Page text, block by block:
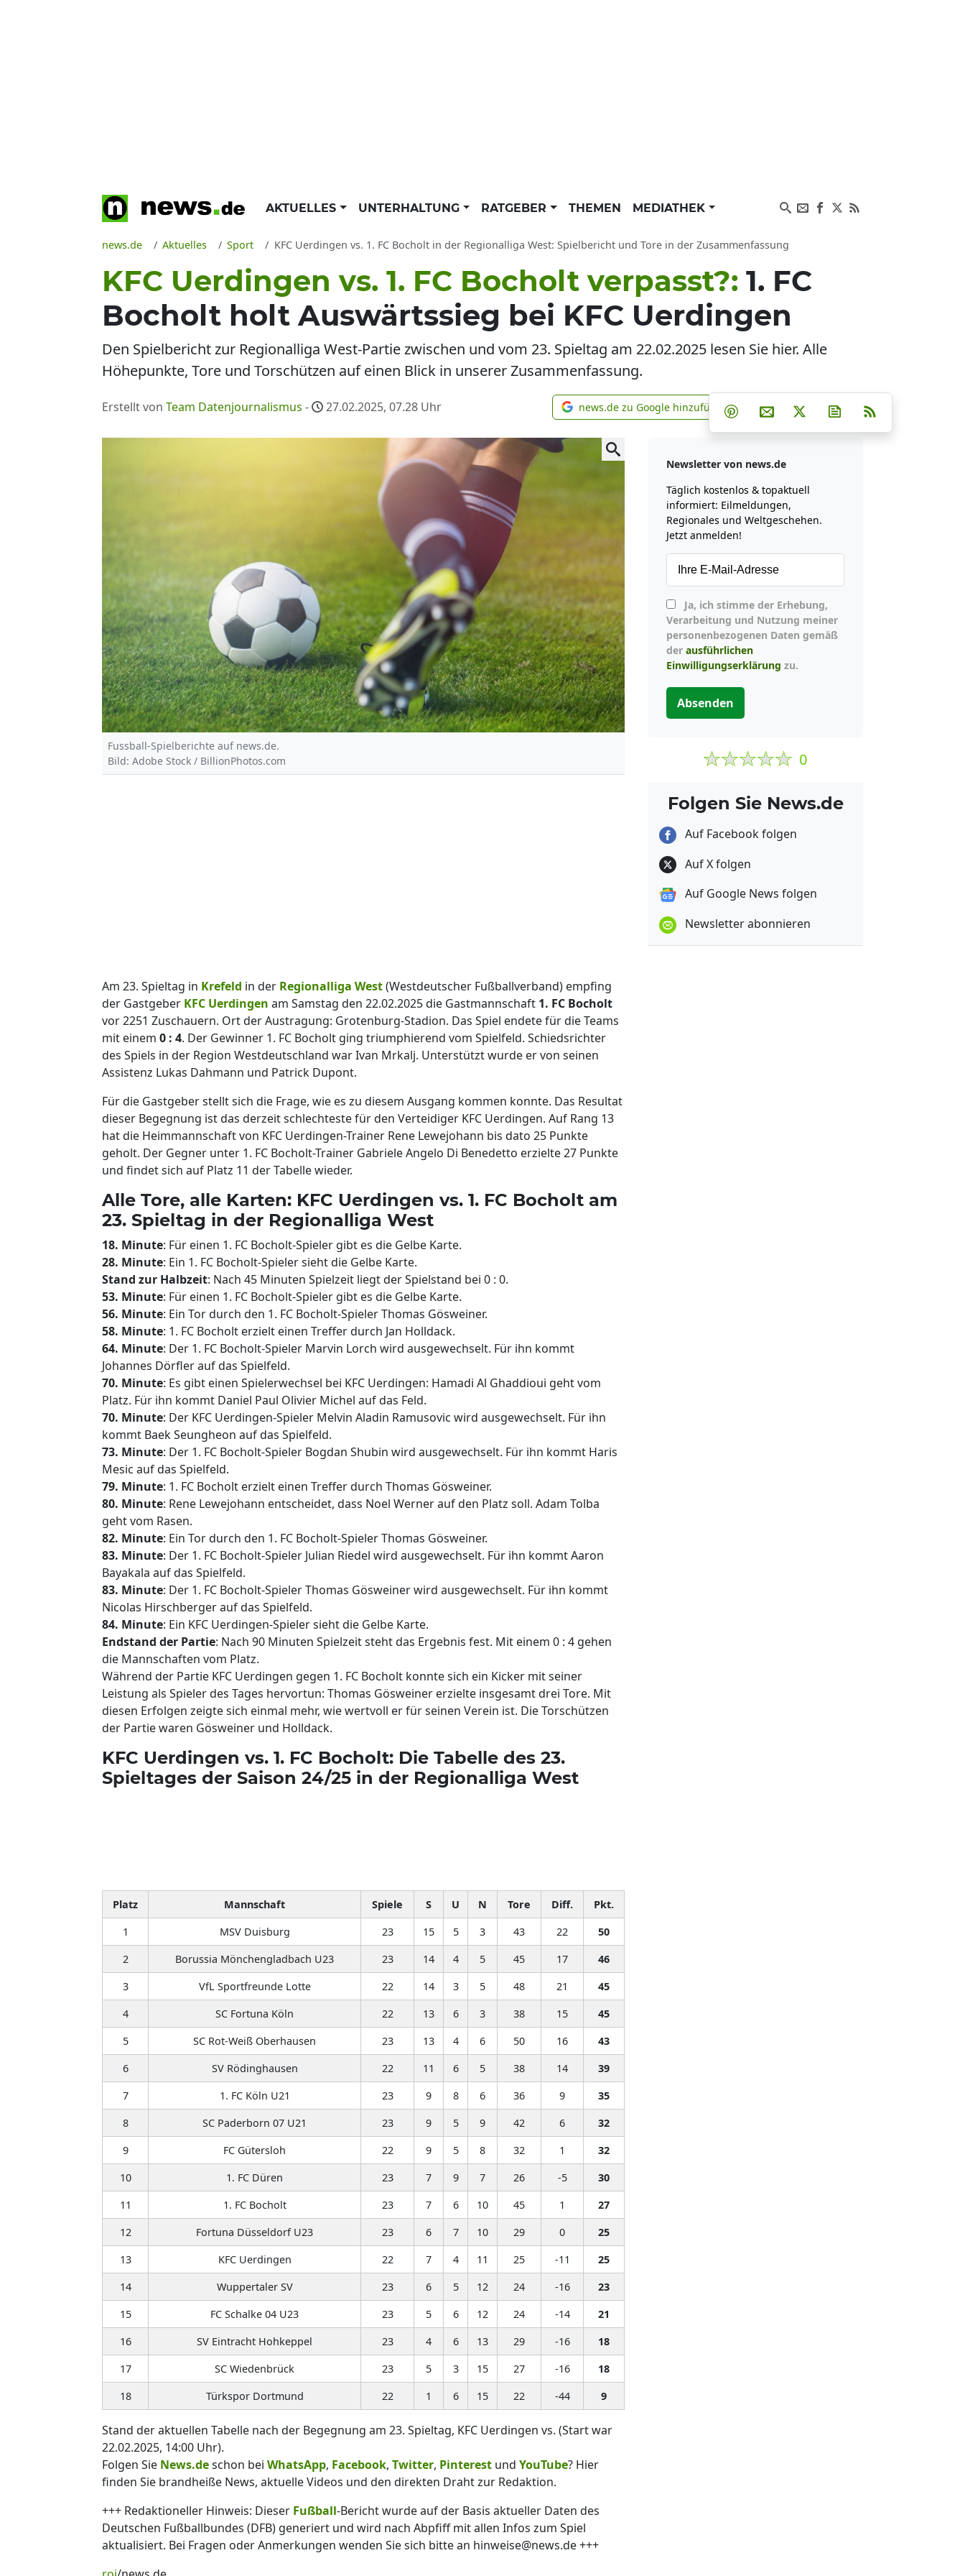
AKTUELLES UNTERHALTUNG RATGEBER THEMEN MEDIATHEK
news.de Aktuelles Sport KFC Uerdingen vs. 1. FC Bocholt in der Regionalliga West: Spielbericht und Tore in der Zusammenfassung
KFC Uerdingen vs. 1. FC Bocholt verpasst?: 1. FC
Bocholt holt Auswärtssieg bei KFC Uerdingen
Den Spielbericht zur Regionalliga West-Partie zwischen und vom 23. Spieltag am 22.02.2025 lesen Sie hier. Alle
Höhepunkte, Tore und Torschützen auf einen Blick in unserer Zusammenfassung.
Erstellt von Team Datenjournalismus - 27.02.2025, 07.28 Uhr news.de zu Google hinzufügen
news.de zu Google hinzufügen Teilen auf Facebook
Teilen auf Whatsapp
Teilen auf Telegram
Teilen auf Pinterest
Per E-Mail teilen
Post auf XNewsletter
Fussball-Spielberichte auf news.de.
Bild: Adobe Stock / BillionPhotos.com
Am 23. Spieltag in Krefeld in der Regionalliga West(Westdeutscher Fußballverband) empfing
der Gastgeber KFC Uerdingen am Samstag den 22.02.2025 die Gastmannschaft 1. FC Bocholt
vor 2251 Zuschauern. Ort der Austragung: Grotenburg-Stadion. Das Spiel endete für die Teams
mit einem 0 : 4. Der Gewinner 1. FC Bocholt ging triumphierend vom Spielfeld. Schiedsrichter
des Spiels in der Region Westdeutschland war Ivan Mrkalj. Unterstützt wurde er von seinen
Assistenz Lukas Dahmann und Patrick Dupont.
Für die Gastgeber stellt sich die Frage, wie es zu diesem Ausgang kommen konnte. Das Resultat
dieser Begegnung ist das derzeit schlechteste für den Verteidiger KFC Uerdingen. Auf Rang 13
hat die Heimmannschaft von KFC Uerdingen-Trainer Rene Lewejohann bis dato 25 Punkte
geholt. Der Gegner unter 1. FC Bocholt-Trainer Gabriele Angelo Di Benedetto erzielte 27 Punkte
und findet sich auf Platz 11 der Tabelle wieder.
Alle Tore, alle Karten: KFC Uerdingen vs. 1. FC Bocholt am
23. Spieltag in der Regionalliga West
18. Minute: Für einen 1. FC Bocholt-Spieler gibt es die Gelbe Karte.
28. Minute: Ein 1. FC Bocholt-Spieler sieht die Gelbe Karte.
Stand zur Halbzeit: Nach 45 Minuten Spielzeit liegt der Spielstand bei 0 : 0.
53. Minute: Für einen 1. FC Bocholt-Spieler gibt es die Gelbe Karte.
56. Minute: Ein Tor durch den 1. FC Bocholt-Spieler Thomas Gösweiner.
58. Minute: 1. FC Bocholt erzielt einen Treffer durch Jan Holldack.
64. Minute: Der 1. FC Bocholt-Spieler Marvin Lorch wird ausgewechselt. Für ihn kommt
Johannes Dörfler auf das Spielfeld.
70. Minute: Es gibt einen Spielerwechsel bei KFC Uerdingen: Hamadi Al Ghaddioui geht vom
Platz. Für ihn kommt Daniel Paul Olivier Michel auf das Feld.
70. Minute: Der KFC Uerdingen-Spieler Melvin Aladin Ramusovic wird ausgewechselt. Für ihn
kommt Baek Seungheon auf das Spielfeld.
73. Minute: Der 1. FC Bocholt-Spieler Bogdan Shubin wird ausgewechselt. Für ihn kommt Haris
Mesic auf das Spielfeld.
79. Minute: 1. FC Bocholt erzielt einen Treffer durch Thomas Gösweiner.
80. Minute: Rene Lewejohann entscheidet, dass Noel Werner auf den Platz soll. Adam Tolba
geht vom Rasen.
82. Minute: Ein Tor durch den 1. FC Bocholt-Spieler Thomas Gösweiner.
83. Minute: Der 1. FC Bocholt-Spieler Julian Riedel wird ausgewechselt. Für ihn kommt Aaron
Bayakala auf das Spielfeld.
83. Minute: Der 1. FC Bocholt-Spieler Thomas Gösweiner wird ausgewechselt. Für ihn kommt
Nicolas Hirschberger auf das Spielfeld.
84. Minute: Ein KFC Uerdingen-Spieler sieht die Gelbe Karte.
Endstand der Partie: Nach 90 Minuten Spielzeit steht das Ergebnis fest. Mit einem 0 : 4 gehen
die Mannschaften vom Platz.
Während der Partie KFC Uerdingen gegen 1. FC Bocholt konnte sich ein Kicker mit seiner
Leistung als Spieler des Tages hervortun: Thomas Gösweiner erzielte insgesamt drei Tore. Mit
diesen Erfolgen zeigte sich einmal mehr, wie wertvoll er für seinen Verein ist. Die Torschützen
der Partie waren Gösweiner und Holldack.
KFC Uerdingen vs. 1. FC Bocholt: Die Tabelle des 23.
Spieltages der Saison 24/25 in der Regionalliga West
Platz Mannschaft Spiele S U N Tore Diff.
Pkt.
1
MSV Duisburg 23 15 5 3 43 22
50
2
Borussia Mönchengladbach U23 23 14 4 5 45 17
46
3
VfL Sportfreunde Lotte 22 14 3 5 48 21
45
4
SC Fortuna Köln 22 13 6 3 38 15
45
5
SC Rot-Weiß Oberhausen 23 13 4 6 50 16
43
6
SV Rödinghausen 22 11 6 5 38 14
39
7
1. FC Köln U21 23 9 8 6 36 9
35
8
SC Paderborn 07 U21 23 9 5 9 42 6
32
9
FC Gütersloh 22 9 5 8 32 1
32
10
1. FC Düren 23 7 9 7 26 -5
30
11
1. FC Bocholt 23 7 6 10 45 1
27
12
Fortuna Düsseldorf U23 23 6 7 10 29 0
25
13
KFC Uerdingen 22 7 4 11 25 -11
25
14
Wuppertaler SV 23 6 5 12 24 -16
23
15
FC Schalke 04 U23 23 5 6 12 24 -14
21
16
SV Eintracht Hohkeppel 23 4 6 13 29 -16
18
17
SC Wiedenbrück 23 5 3 15 27 -16
18
18
Türkspor Dortmund 22 1 6 15 22 -44 9
Stand der aktuellen Tabelle nach der Begegnung am 23. Spieltag, KFC Uerdingen vs. (Start war
22.02.2025, 14:00 Uhr).
Folgen Sie News.deschon bei WhatsApp, Facebook, Twitter, Pinterest und YouTube? Hier
finden Sie brandheiße News, aktuelle Videos und den direkten Draht zur Redaktion.
+++ Redaktioneller Hinweis: Dieser Fußball-Bericht wurde auf der Basis aktueller Daten des
Deutschen Fußballbundes (DFB) generiert und wird nach Abpfiff mit allen Infos zum Spiel
aktualisiert. Bei Fragen oder Anmerkungen wenden Sie sich bitte an hinweise@news.de +++
Newsletter von news.de
Täglich kostenlos & topaktuell
informiert: Eilmeldungen,
Regionales und Weltgeschehen.
Jetzt anmelden!
Verarbeitung und Nutzung meiner
personenbezogenen Daten gemäß
der ausführlichen
Einwilligungserklärung zu.
Absenden
0
Folgen Sie News.de
Auf Facebook folgen
Auf X folgen
Auf Google News folgen
Newsletter abonnieren